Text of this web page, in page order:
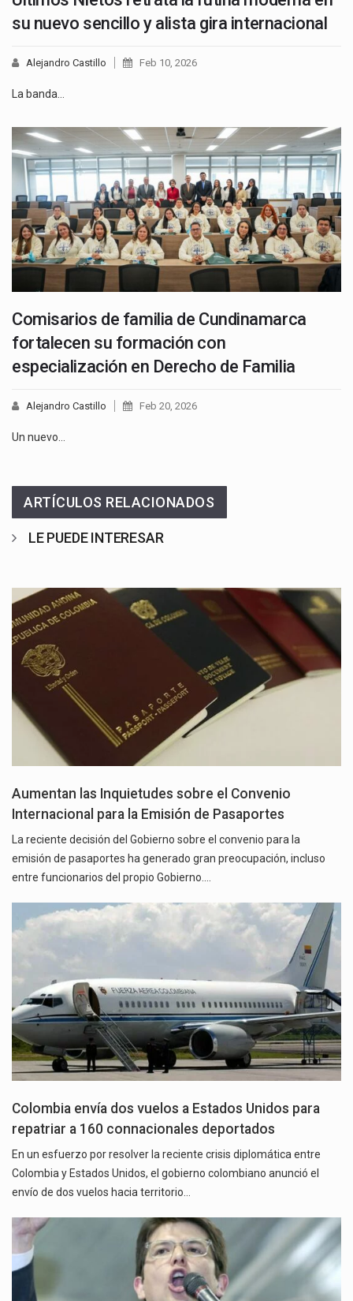
su nuevo sencillo y alista gira internacional
Alejandro Castillo Feb 10, 2026
La banda…
Comisarios de familia de Cundinamarca
fortalecen su formación con
especialización en Derecho de Familia
Alejandro Castillo Feb 20, 2026
Un nuevo…
ARTÍCULOS RELACIONADOS
LE PUEDE INTERESAR
Aumentan las Inquietudes sobre el Convenio
Internacional para la Emisión de Pasaportes
La reciente decisión del Gobierno sobre el convenio para la
emisión de pasaportes ha generado gran preocupación, incluso
entre funcionarios del propio Gobierno.…
Colombia envía dos vuelos a Estados Unidos para
repatriar a 160 connacionales deportados
En un esfuerzo por resolver la reciente crisis diplomática entre
Colombia y Estados Unidos, el gobierno colombiano anunció el
envío de dos vuelos hacia territorio…